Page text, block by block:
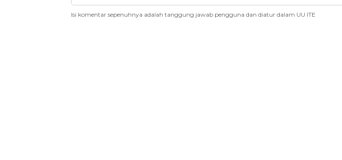
Isi komentar sepenuhnya adalah tanggung jawab pengguna dan diatur dalam UU ITE